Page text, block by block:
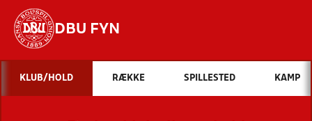
DBU FYN
Hvad vil du søge efter?
INDHOLD OG NYHEDER
KLUB/HOLD RÆKKE SPILLESTED KAMP